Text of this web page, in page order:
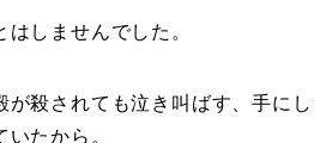
しませんでした。
が殺されても泣き叫ばす、手に
いたから。